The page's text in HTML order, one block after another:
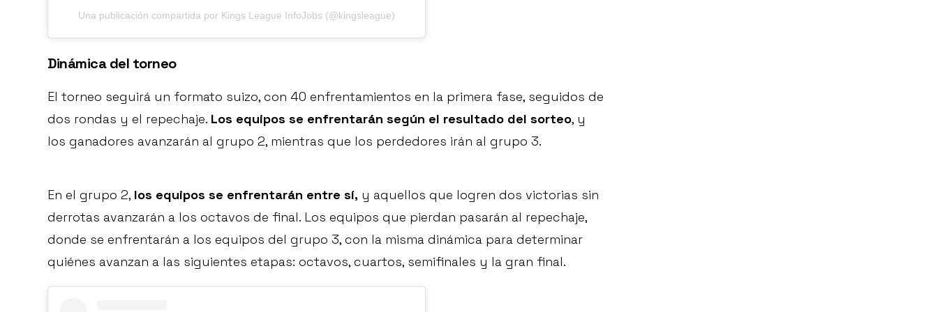
Una publicación compartida por Kings League InfoJobs (@kingsleague)
Dinámica del torneo
El torneo seguirá un formato suizo, con 40 enfrentamientos en la primera fase, seguidos de
dos rondas y el repechaje. Los equipos se enfrentarán según el resultado del sorteo, y
los ganadores avanzarán al grupo 2, mientras que los perdedores irán al grupo 3.
En el grupo 2, los equipos se enfrentarán entre sí, y aquellos que logren dos victorias sin
derrotas avanzarán a los octavos de final. Los equipos que pierdan pasarán al repechaje,
donde se enfrentarán a los equipos del grupo 3, con la misma dinámica para determinar
quiénes avanzan a las siguientes etapas: octavos, cuartos, semifinales y la gran final.